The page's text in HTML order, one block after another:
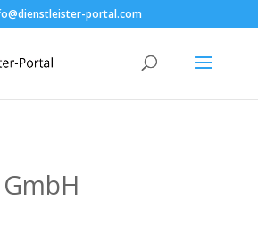
portal.com